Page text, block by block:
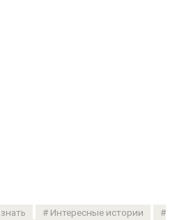
Интересные истории